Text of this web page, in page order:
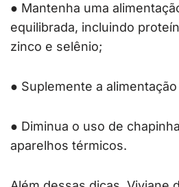
● Mantenha uma
equilibrada, incluindo
zinco e selênio;
● Suplemente a
● Diminua o uso de
aparelhos térmicos.